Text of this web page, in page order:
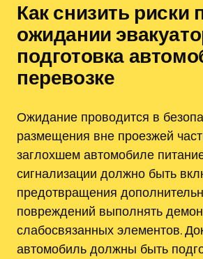
Как снизить риски
ожидании
подготовка
перевозке
Ожидание проводится в
размещения вне проезжей
заглохшем автомобиле
сигнализации должно быть
предотвращения
повреждений выполнять
слабосвязанных элементов.
автомобиль должны быть